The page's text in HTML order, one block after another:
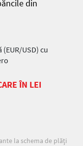
din
USD) cu
ÎN LEI
la schema de plăţi